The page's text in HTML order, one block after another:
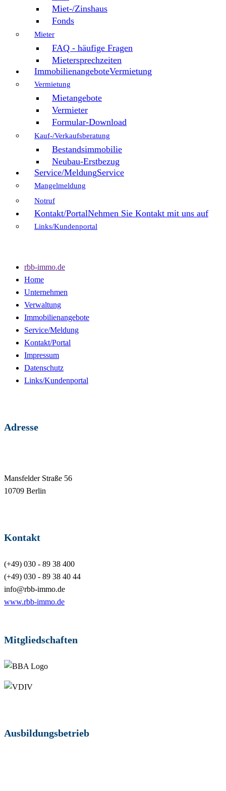
Miet-/Zinshaus
Fonds
Mieter
FAQ - häufige Fragen
Mietersprechzeiten
ImmobilienangeboteVermietung
Vermietung
Mietangebote
Vermieter
Formular-Download
Kauf-/Verkaufsberatung
Bestandsimmobilie
Neubau-Erstbezug
Service/MeldungService
Mangelmeldung
Notruf
Kontakt/PortalNehmen Sie Kontakt mit uns auf
Links/Kundenportal
rbb-immo.de
Home
Unternehmen
Verwaltung
Immobilienangebote
Service/Meldung
Kontakt/Portal
Impressum
Datenschutz
Links/Kundenportal
Adresse
Mansfelder Straße 56
10709 Berlin
Kontakt
(+49) 030 - 89 38 400
(+49) 030 - 89 38 40 44
info@rbb-immo.de
www.rbb-immo.de
Mitgliedschaften
Ausbildungsbetrieb